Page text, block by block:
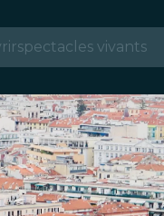
spectacles vivants
Candlelight
Londres
expériences et villes